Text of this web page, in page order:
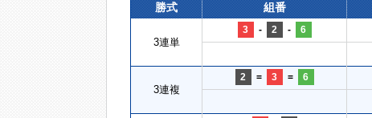
勝式 組番
3連単
3 - 2 - 6
3連複
2 = 3 = 6